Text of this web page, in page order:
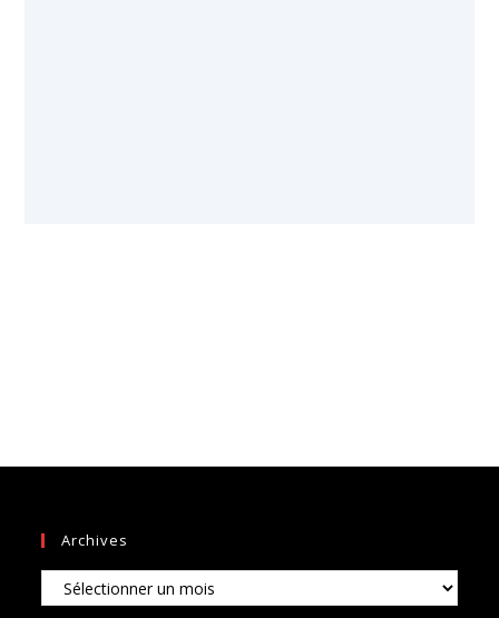
Archives
Archives